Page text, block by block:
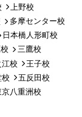
上野校
多摩センター校
日本橋人形町校
三鷹校
校
王子校
校
五反田校
八重洲校